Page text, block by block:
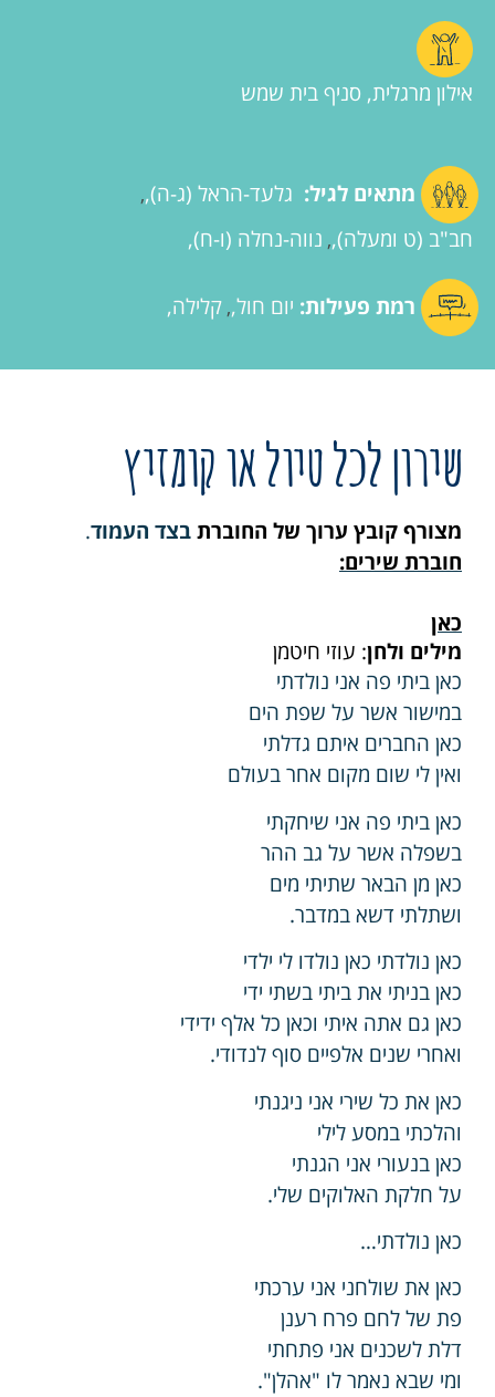
אילון מרגלית, סניף בית שמש
מתאים לגיל: גלעד-הראל (ג-ה) ,
חב"ב (ט ומעלה) , נווה-נחלה (ו-ח)
רמת פעילות: יום חול , קלילה
שירון לכל טיול או קומזיץ
מצורף קובץ ערוך של החוברתבצד העמוד.
חוברת שירים:
כאן
מילים ולחן: עוזי חיטמן
כאן ביתי פה אני נולדתי
במישור אשר על שפת הים
כאן החברים איתם גדלתי
ואין לי שום מקום אחר בעולם
כאן ביתי פה אני שיחקתי
בשפלה אשר על גב ההר
כאן מן הבאר שתיתי מים
ושתלתי דשא במדבר.
כאן נולדתי כאן נולדו לי ילדי
כאן בניתי את ביתי בשתי ידי
כאן גם אתה איתי וכאן כל אלף ידידי
ואחרי שנים אלפיים סוף לנדודי.
כאן את כל שירי אני ניגנתי
והלכתי במסע לילי
כאן בנעורי אני הגנתי
על חלקת האלוקים שלי.
כאן נולדתי…
כאן את שולחני אני ערכתי
פת של לחם פרח רענן
דלת לשכנים אני פתחתי
ומי שבא נאמר לו "אהלן".